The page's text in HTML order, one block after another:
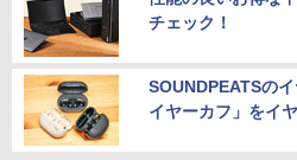
チェック！
SOUNDPEATSの
イヤーカフ」をイ